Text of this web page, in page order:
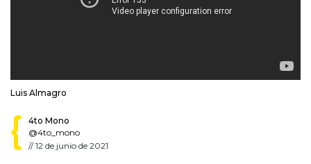
Luis Almagro
4to Mono
@4to_mono
//12 de junio de 2021